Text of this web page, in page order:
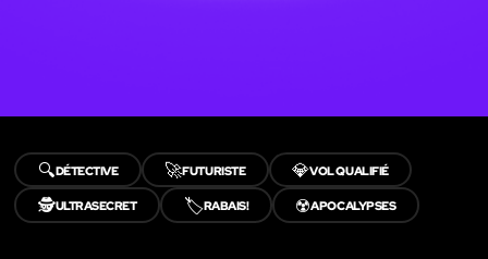
🔍DÉTECTIVE 🚀FUTURISTE 💎VOL QUALIFIÉ
🕵️ULTRASECRET 🏷️RABAIS! ☢️APOCALYPSES